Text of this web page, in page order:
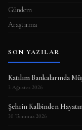
Gündem
Araştırma
SON YAZILAR
Katılım Bankalarında
3 Ağustos 2026
Şehrin Kalbinden
30 Temmuz 2026